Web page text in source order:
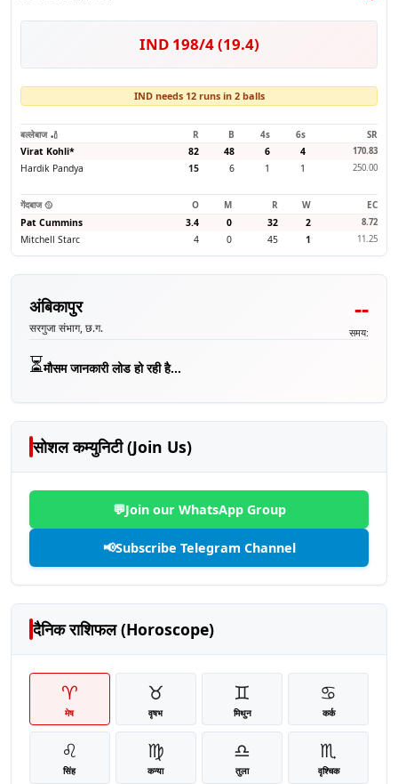
IND 198/4 (19.4)
IND needs 12 runs in 2 balls
बल्लेबाज 🏏 R B 4s 6s
SR
Virat Kohli* 82 48 6 4 170.83
Hardik Pandya 15 6 1 1 250.00
गेंदबाज 🥎 O M R W
EC
Pat Cummins
3.4 0 32 2 8.72
Mitchell Starc 4 0 45 1 11.25
अंबिकापुर
सरगुजा संभाग, छ.ग.
--
समय:
⏳मौसम जानकारी लोड हो रही है...
सोशल कम्युनिटी (Join Us)
💬Join our WhatsApp Group
📢Subscribe Telegram Channel
दैनिक राशिफल (Horoscope)
♈
मेष
♉
वृषभ
♊
मिथुन
♋
कर्क
♌
सिंह
♍
कन्या
♎
तुला
♏
वृश्चिक